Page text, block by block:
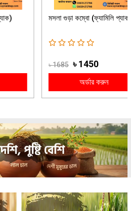
মসলা গুড়া কম্বো (ফ্যামিলি প্যাক)
৳ 1685 ৳ 1450
অর্ডার করুন